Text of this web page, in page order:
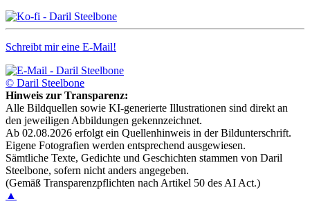
Schreibt mir eine E-Mail!
© Daril Steelbone
Hinweis zur Transparenz:
Alle Bildquellen sowie KI-generierte Illustrationen sind direkt an
den jeweiligen Abbildungen gekennzeichnet.
Ab 02.08.2026 erfolgt ein Quellenhinweis in der Bildunterschrift.
Eigene Fotografien werden entsprechend ausgewiesen.
Sämtliche Texte, Gedichte und Geschichten stammen von Daril
Steelbone, sofern nicht anders angegeben.
(Gemäß Transparenzpflichten nach Artikel 50 des AI Act.)
▲